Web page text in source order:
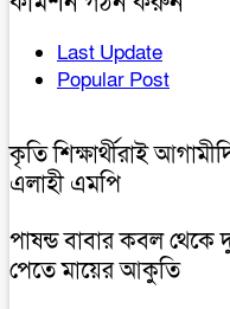
Last Update
Popular Post
কৃতি শিক্ষার্থীরাই
এলাহী এমপি
পাষন্ড বাবার কবল থেকে
পেতে মায়ের আকুতি